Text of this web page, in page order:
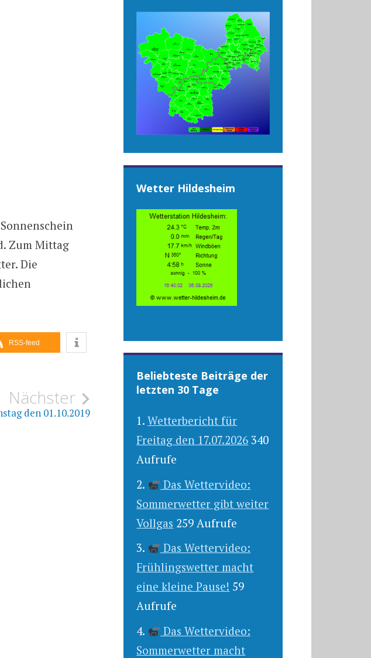
Zum Mittag
Die
RSS-feed
Nächster
den 01.10.2019
Wetter Hildesheim
Beliebteste Beiträge der
letzten 30 Tage
Wetterbericht für
Freitag den 17.07.2026 340
Aufrufe
Das Wettervideo:
Sommerwetter gibt weiter
Vollgas 259 Aufrufe
Das Wettervideo:
Frühlingswetter macht
eine kleine Pause! 59
Aufrufe
Das Wettervideo:
Sommerwetter macht